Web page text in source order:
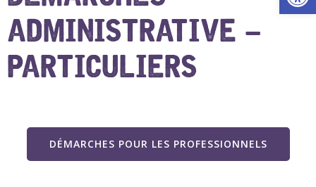
ADMINISTRATIVE –
PARTICULIERS
DÉMARCHES POUR LES PROFESSIONNELS